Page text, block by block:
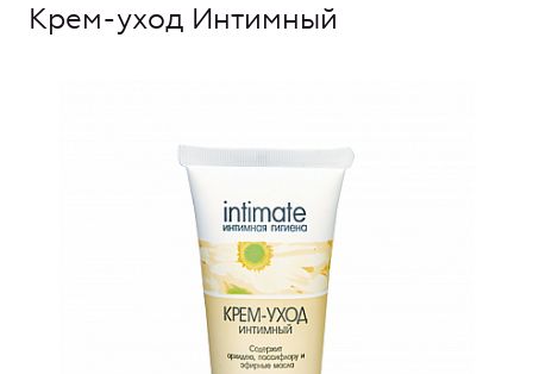
Крем-уход Интимный